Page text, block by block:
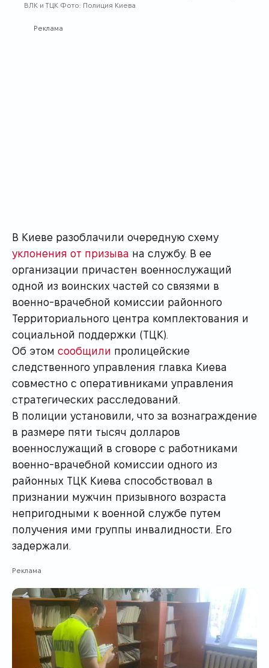
ВЛК и ТЦК Фото: Полиция Киева
Реклама
В Киеве разоблачили очередную схему
уклонения от призыва на службу. В ее
организации причастен военнослужащий
одной из воинских частей со связями в
военно-врачебной комиссии районного
Территориального центра комплектования и
социальной поддержки (ТЦК).
Об этом сообщили пролицейские
следственного управления главка Киева
совместно с оперативниками управления
стратегических расследований.
В полиции установили, что за вознаграждение
в размере пяти тысяч долларов
военнослужащий в сговоре с работниками
военно-врачебной комиссии одного из
районных ТЦК Киева способствовал в
признании мужчин призывного возраста
непригодными к военной службе путем
получения ими группы инвалидности. Его
задержали.
Реклама